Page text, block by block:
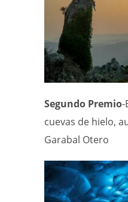
Segundo Premio-
cuevas de hielo,
Garabal Otero